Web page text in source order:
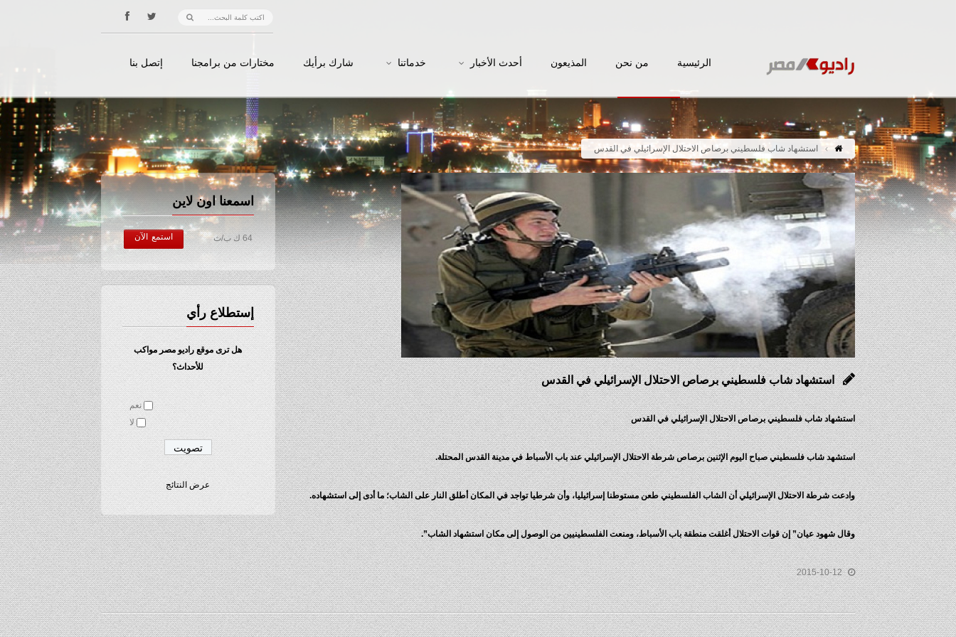
الرئيسية من نحن المذيعون أحدث الأخبار خدماتنا شارك برأيك مختارات من برامجنا إتصل بنا
استشهاد شاب فلسطيني برصاص الاحتلال الإسرائيلي في القدس
اسمعنا اون لاين
64 ك ب/ث استمع الآن
إستطلاع رأي
هل ترى موقع راديو مصر مواكب
للأحداث؟
نعم
لا
عرض النتائج
استشهاد شاب فلسطيني برصاص الاحتلال الإسرائيلي في القدس
استشهاد شاب فلسطيني برصاص الاحتلال الإسرائيلي في القدس
استشهد شاب فلسطيني صباح اليوم الإثنين برصاص شرطة الاحتلال الإسرائيلي عند باب الأسباط في مدينة القدس المحتلة.
وادعت شرطة الاحتلال الإسرائيلي أن الشاب الفلسطيني طعن مستوطنا إسرائيليا، وأن شرطيا تواجد في المكان أطلق النار على الشاب؛ ما أدى إلى استشهاده.
وقال شهود عيان” إن قوات الاحتلال أغلقت منطقة باب الأسباط، ومنعت الفلسطينيين من الوصول إلى مكان استشهاد الشاب”.
2015-10-12